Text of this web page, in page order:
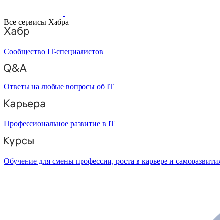
Все сервисы Хабра
Сообщество IT-специалистов
Ответы на любые вопросы об IT
Профессиональное развитие в IT
Обучение для смены профессии, роста в карьере и